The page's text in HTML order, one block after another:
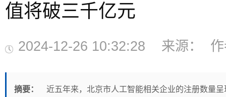
值将破三千亿元
2024-12-26 10:32:28 来源：
摘要： 近五年来，北京市人工智能相关企业的注册数量